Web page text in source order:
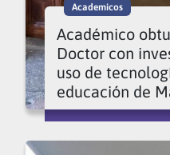
Academicos
Académico
Doctor con
uso de
educación de